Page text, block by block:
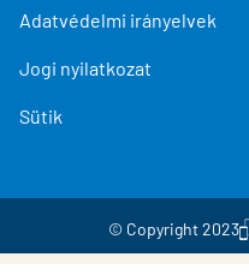
Adatvédelmi irányelvek
Jogi nyilatkozat
Sütik
© Copyright 2023